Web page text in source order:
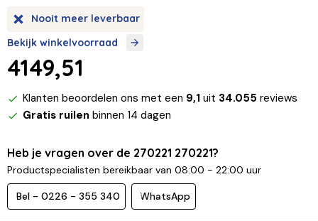
Nooit meer leverbaar
Bekijk winkelvoorraad
4149,51
Klanten beoordelen ons met een 9,1 uit 34.055 reviews
Gratis ruilen binnen 14 dagen
Heb je vragen over de 270221 270221?
Productspecialisten bereikbaar van 08:00 - 22:00 uur
Bel - 0226 - 355 340 WhatsApp